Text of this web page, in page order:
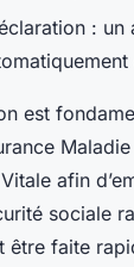
: un
est
afin
sociale
être faite